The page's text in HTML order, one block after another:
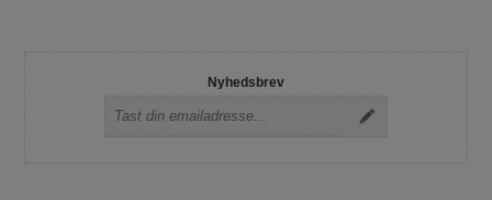
Nyhedsbrev